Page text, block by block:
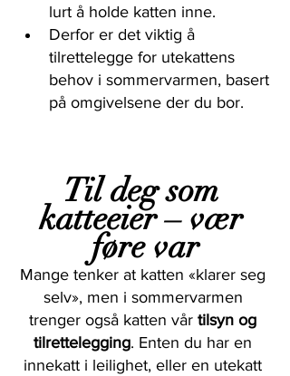
lurt å holde katten inne.
Derfor er det viktig å
tilrettelegge for utekattens
behov i sommervarmen, basert
på omgivelsene der du bor.
Til deg som
katteeier – vær
føre var
Mange tenker at katten «klarer seg
selv», men i sommervarmen
trenger også katten vår tilsyn og
tilrettelegging. Enten du har en
innekatt i leilighet, eller en utekatt